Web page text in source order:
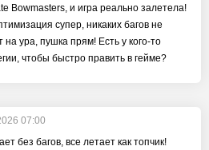
Bowmasters, и игра реально залетела!
супер, никаких багов не
на ура, пушка прям! Есть у кого-то
чтобы быстро править в гейме?
07:00
без багов, все летает как топчик!